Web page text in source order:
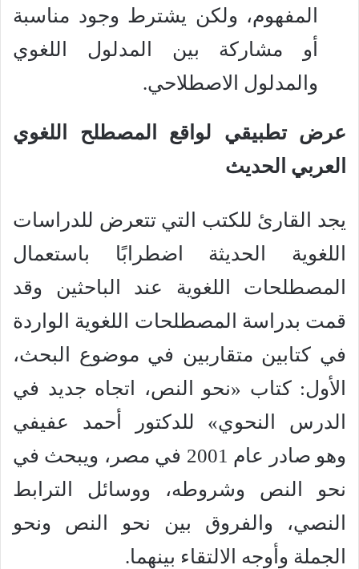
المفهوم، ولكن يشترط وجود مناسبة
أو مشاركة بين المدلول اللغوي
والمدلول الاصطلاحي.
عرض تطبيقي لواقع المصطلح اللغوي
العربي الحديث
يجد القارئ للكتب التي تتعرض للدراسات
اللغوية الحديثة اضطرابًا باستعمال
المصطلحات اللغوية عند الباحثين وقد
قمت بدراسة المصطلحات اللغوية الواردة
في كتابين متقاربين في موضوع البحث،
الأول: كتاب «نحو النص، اتجاه جديد في
الدرس النحوي» للدكتور أحمد عفيفي
وهو صادر عام 2001 في مصر، ويبحث في
نحو النص وشروطه، ووسائل الترابط
النصي، والفروق بين نحو النص ونحو
الجملة وأوجه الالتقاء بينهما.